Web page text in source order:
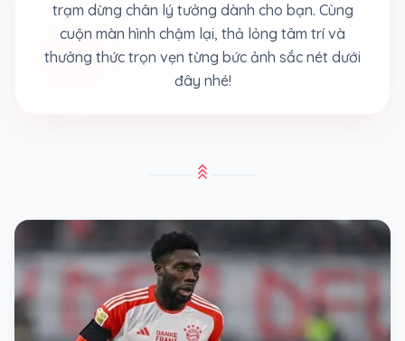
trạm dừng chân lý tưởng dành cho bạn. Cùng
cuộn màn hình chậm lại, thả lỏng tâm trí và
thưởng thức trọn vẹn từng bức ảnh sắc nét dưới
đây nhé!
stat_3